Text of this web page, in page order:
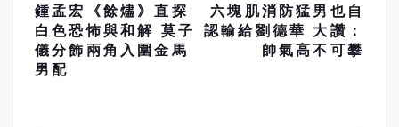
鍾孟宏《餘燼》直探
白色恐怖與和解 莫子
儀分飾兩角入圍金馬
男配
六塊肌消防猛男也自
認輸給劉德華 大讚：
帥氣高不可攀